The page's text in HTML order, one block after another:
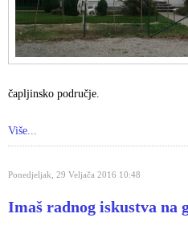
čapljinsko područje.
Više...
Ponedjeljak, 29 Veljača 2016 10:48
Imaš radnog iskustva na